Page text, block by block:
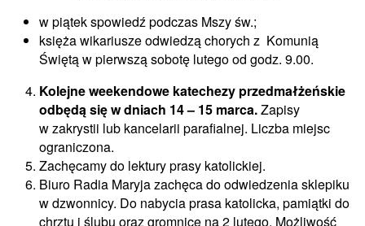
w piątek spowiedź podczas Mszy św.;
księża wikariusze odwiedzą chorych z Komunią
Świętą w pierwszą sobotę lutego od godz. 9.00.
Kolejne weekendowe katechezy przedmałżeńskie
odbędą się w dniach 14 – 15 marca.Zapisy
w zakrystii lub kancelarii parafialnej. Liczba miejsc
ograniczona.
Zachęcamy do lektury prasy katolickiej.
Biuro Radia Maryja zachęca do odwiedzenia sklepiku
w dzwonnicy. Do nabycia prasa katolicka, pamiątki do
chrztu i ślubu oraz gromnice na 2 lutego. Możliwość